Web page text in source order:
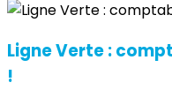
Ligne Verte :
!